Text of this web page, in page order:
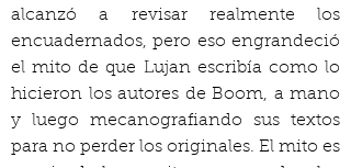
alcanzó a revisar realmente los
encuadernados, pero eso engrandeció
el mito de que Lujan escribía como lo
hicieron los autores de Boom, a mano
y luego mecanografiando sus textos
para no perder los originales. El mito es